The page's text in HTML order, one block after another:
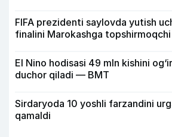
FIFA prezidenti saylovda yutish
finalini Marokashga topshirmoqchi
El Nino hodisasi 49 mln kishini
duchor qiladi — BMT
Sirdaryoda 10 yoshli farzandini
qamaldi